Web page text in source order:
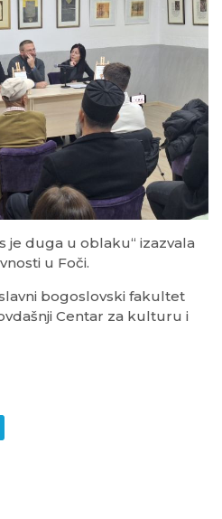
je duga u oblaku“ izazvala
u Foči.
bogoslovski fakultet
Centar za kulturu i